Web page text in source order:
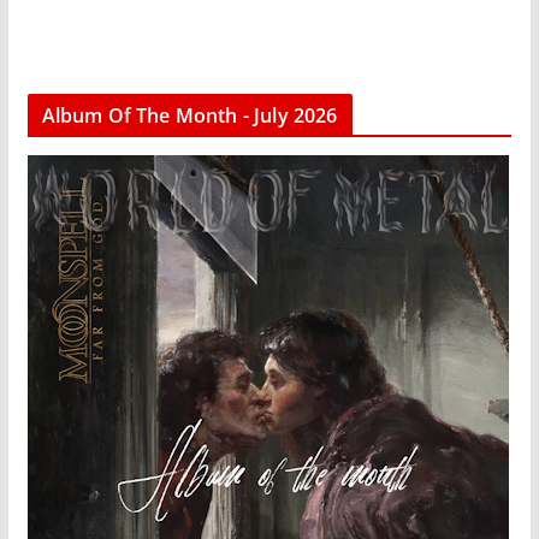
Album Of The Month - July 2026